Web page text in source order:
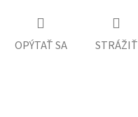
OPÝTAŤ SA STRÁŽIŤ